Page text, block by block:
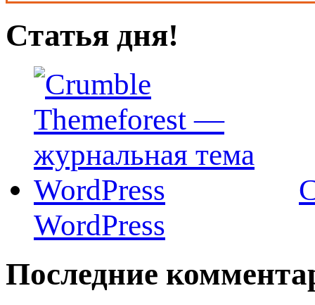
Статья дня!
WordPress
Последние